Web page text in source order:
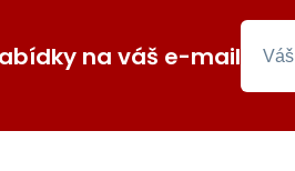
na váš e-mail